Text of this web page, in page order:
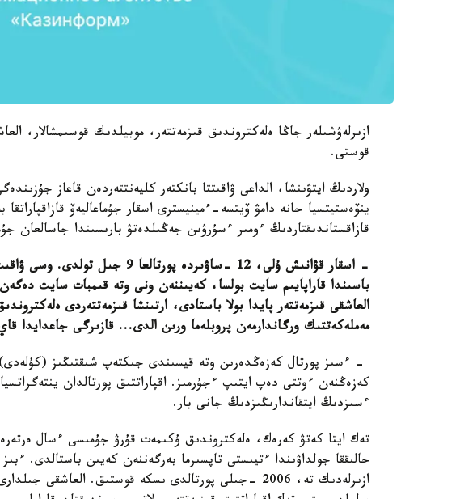
قوستى.
ولاردىڭ ايتۋىنشا، الداعى ۋاقىتتا بانكتەر كليەنتتەردەن قاعاز
ينۆەستيتسيا جانە دامۋ ۆيتسە-ءمينيسترى اسقار جۇماعاليەۆ
قازاقستاندىقتاردىڭ ءومىر ءسۇرۋىن جەڭىلدەتۋ بارىسىندا جاسالعان
- اسقار قۋانىش ۇلى، 12 -ساۋىردە
باسىندا قاراپايىم سايت بولسا، كەيىننەن ونى وتە قىمبات سايت
العاشقى قىزمەتتەر پايدا بولا باستادى، ارتىنشا قىزمەتتەردى
مەملەكەتتىك ورگاندارمەن پروبلەما ورىن الدى... قازىرگى جاعدايدا
- ءسىز پورتال كەزەڭدەرىن وتە قيسىندى جىكتەپ شىقتىڭىز
كەزەڭنەن ءوتتى دەپ ايتىپ ءجۇرمىز. اقپاراتتىق پورتالدان
ءسىزدىڭ ايتقاندارىڭىزدىڭ جانى بار.
حالىققا جولداۋىندا ءتيىستى تاپسىرما بەرگەننەن كەيىن باستالدى.
ازىرلەدىك تە، 2006 -جىلى پورتالدى ىسكە قوستىق.